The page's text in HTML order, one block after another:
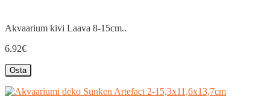
Akvaarium kivi Laava 8-15cm..
6.92€
Osta